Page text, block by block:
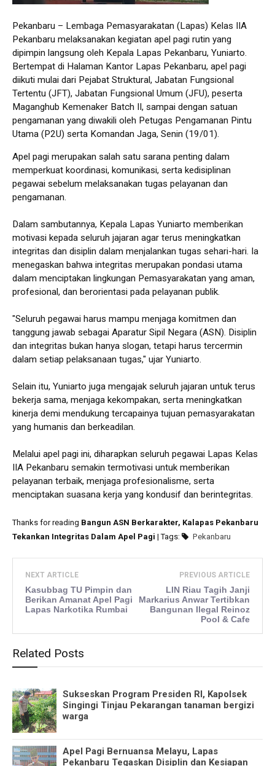
Pekanbaru – Lembaga Pemasyarakatan (Lapas) Kelas IIA
Pekanbaru melaksanakan kegiatan apel pagi rutin yang
dipimpin langsung oleh Kepala Lapas Pekanbaru, Yuniarto.
Bertempat di Halaman Kantor Lapas Pekanbaru, apel pagi
diikuti mulai dari Pejabat Struktural, Jabatan Fungsional
Tertentu (JFT), Jabatan Fungsional Umum (JFU), peserta
Maganghub Kemenaker Batch II, sampai dengan satuan
pengamanan yang diwakili oleh Petugas Pengamanan Pintu
Utama (P2U) serta Komandan Jaga, Senin (19/01).
Apel pagi merupakan salah satu sarana penting dalam
memperkuat koordinasi, komunikasi, serta kedisiplinan
pegawai sebelum melaksanakan tugas pelayanan dan
pengamanan.
Dalam sambutannya, Kepala Lapas Yuniarto memberikan
motivasi kepada seluruh jajaran agar terus meningkatkan
integritas dan disiplin dalam menjalankan tugas sehari-hari. Ia
menegaskan bahwa integritas merupakan pondasi utama
dalam menciptakan lingkungan Pemasyarakatan yang aman,
profesional, dan berorientasi pada pelayanan publik.
"Seluruh pegawai harus mampu menjaga komitmen dan
tanggung jawab sebagai Aparatur Sipil Negara (ASN). Disiplin
dan integritas bukan hanya slogan, tetapi harus tercermin
dalam setiap pelaksanaan tugas," ujar Yuniarto.
Selain itu, Yuniarto juga mengajak seluruh jajaran untuk terus
bekerja sama, menjaga kekompakan, serta meningkatkan
kinerja demi mendukung tercapainya tujuan pemasyarakatan
yang humanis dan berkeadilan.
Melalui apel pagi ini, diharapkan seluruh pegawai Lapas Kelas
IIA Pekanbaru semakin termotivasi untuk memberikan
pelayanan terbaik, menjaga profesionalisme, serta
menciptakan suasana kerja yang kondusif dan berintegritas.
Thanks for reading Bangun ASN Berkarakter, Kalapas Pekanbaru
Tekankan Integritas Dalam Apel Pagi | Tags: Pekanbaru
NEXT ARTICLE
Kasubbag TU Pimpin dan
Berikan Amanat Apel Pagi
Lapas Narkotika Rumbai
PREVIOUS ARTICLE
LIN Riau Tagih Janji
Markarius Anwar Tertibkan
Bangunan Ilegal Reinoz
Pool & Cafe
Related Posts
Sukseskan Program Presiden RI, Kapolsek
Singingi Tinjau Pekarangan tanaman bergizi
warga
Apel Pagi Bernuansa Melayu, Lapas
Pekanbaru Tegaskan Disiplin dan Kesiapan